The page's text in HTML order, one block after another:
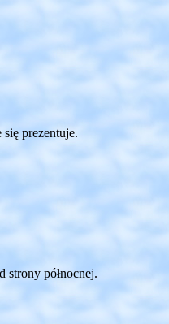
prezentuje.
strony północnej.